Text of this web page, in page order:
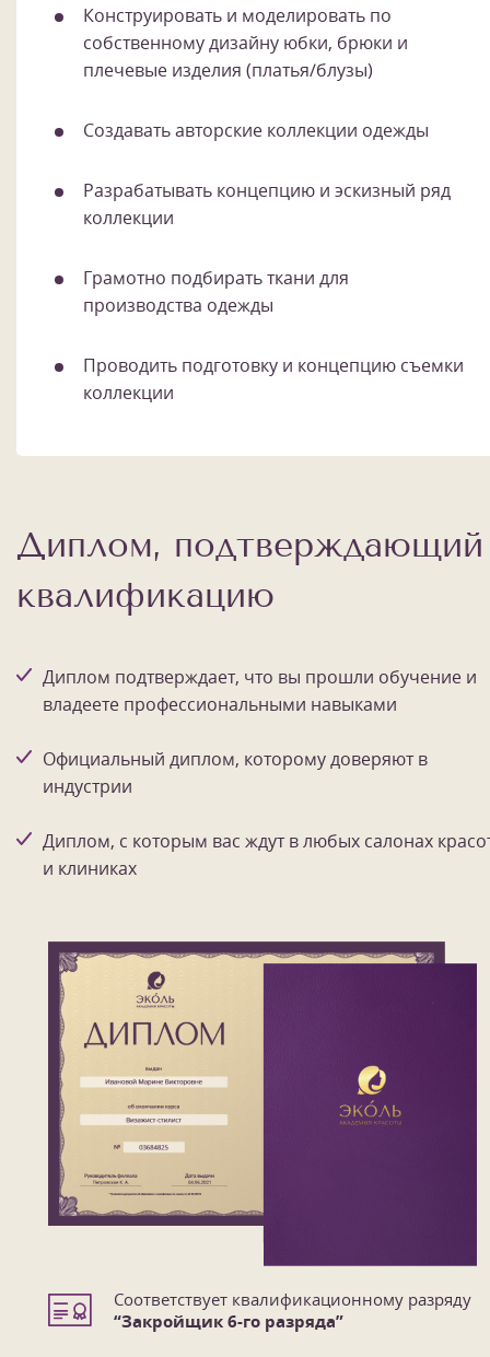
Конструировать и моделировать по
собственному дизайну юбки, брюки и
плечевые изделия (платья/блузы)
Создавать авторские коллекции одежды
Разрабатывать концепцию и эскизный ряд
коллекции
Грамотно подбирать ткани для
производства одежды
Проводить подготовку и концепцию съемки
коллекции
Диплом, подтверждающий
квалификацию
Диплом подтверждает, что вы прошли обучение и
владеете профессиональными навыками
Официальный диплом, которому доверяют в
индустрии
Диплом, с которым вас ждут в любых салонах
и клиниках
Соответствует квалификационному разряду
“Закройщик 6-го разряда”